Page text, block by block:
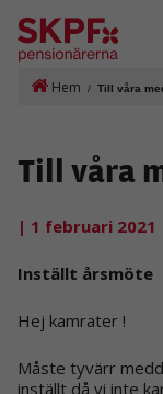
Hem / Till våra
Till våra
| 1 februari 2021
Inställt årsmöte
Hej kamrater !
Måste tyvärr
inställt då vi inte